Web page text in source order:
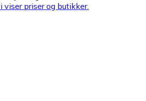
viser priser og butikker.